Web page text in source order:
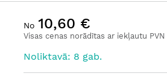
Visas cenas norādītas ar iekļautu PVN
No 10,60 €
Noliktavā: 8 gab.